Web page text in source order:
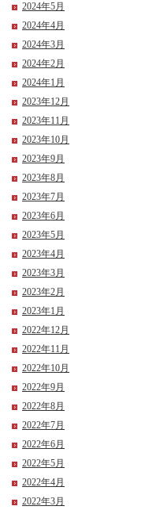
2024年5月
2024年4月
2024年3月
2024年2月
2024年1月
2023年12月
2023年11月
2023年10月
2023年9月
2023年8月
2023年7月
2023年6月
2023年5月
2023年4月
2023年3月
2023年2月
2023年1月
2022年12月
2022年11月
2022年10月
2022年9月
2022年8月
2022年7月
2022年6月
2022年5月
2022年4月
2022年3月